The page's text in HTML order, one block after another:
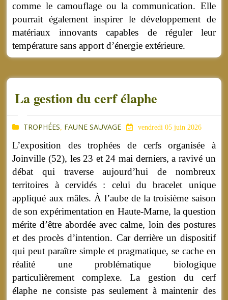
comme le camouflage ou la communication. Elle
pourrait également inspirer le développement de
matériaux innovants capables de réguler leur
température sans apport d’énergie extérieure.
La gestion du cerf élaphe
TROPHÉES FAUNE SAUVAGE vendredi 05 juin 2026
L’exposition des trophées de cerfs organisée à
Joinville (52), les 23 et 24 mai derniers, a ravivé un
débat qui traverse aujourd’hui de nombreux
territoires à cervidés : celui du bracelet unique
appliqué aux mâles. À l’aube de la troisième saison
de son expérimentation en Haute-Marne, la question
mérite d’être abordée avec calme, loin des postures
et des procès d’intention. Car derrière un dispositif
qui peut paraître simple et pragmatique, se cache en
réalité une problématique biologique
particulièrement complexe. La gestion du cerf
élaphe ne consiste pas seulement à maintenir des